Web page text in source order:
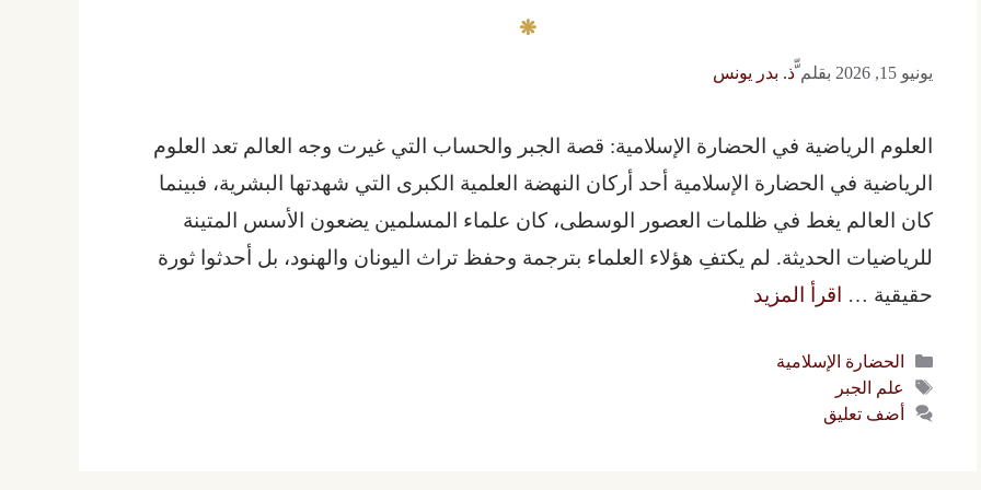
يونيو 15, 2026 بقلمّّذ. بدر يونس
العلوم الرياضية في الحضارة الإسلامية: قصة الجبر والحساب التي غيرت وجه العالم تعد العلوم
الرياضية في الحضارة الإسلامية أحد أركان النهضة العلمية الكبرى التي شهدتها البشرية، فبينما
كان العالم يغط في ظلمات العصور الوسطى، كان علماء المسلمين يضعون الأسس المتينة
للرياضيات الحديثة. لم يكتفِ هؤلاء العلماء بترجمة وحفظ تراث اليونان والهنود، بل أحدثوا ثورة
حقيقية …
اقرأ المزيد
التصنيفات
الحضارة الإسلامية
الوسوم
علم الجبر
أضف تعليق